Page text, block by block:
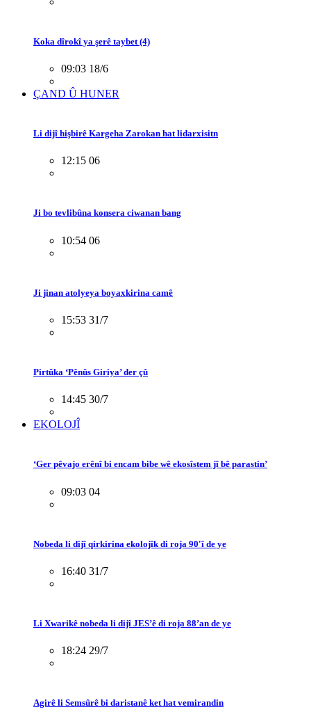
Koka dîrokî ya şerê taybet (4)
09:03 18/6
ÇAND Û HUNER
Li dijî hişbirê Kargeha Zarokan hat lidarxisitn
12:15 06
Ji bo tevlibûna konsera ciwanan bang
10:54 06
Ji jinan atolyeya boyaxkirina camê
15:53 31/7
Pirtûka ‘Pênûs Giriya’ der çû
14:45 30/7
EKOLOJÎ
‘Ger pêvajo erênî bi encam bibe wê ekosîstem jî bê parastin’
09:03 04
Nobeda li dijî qirkirina ekolojîk di roja 90'î de ye
16:40 31/7
Li Xwarikê nobeda li dijî JES’ê di roja 88’an de ye
18:24 29/7
Agirê li Semsûrê bi daristanê ket hat vemirandin